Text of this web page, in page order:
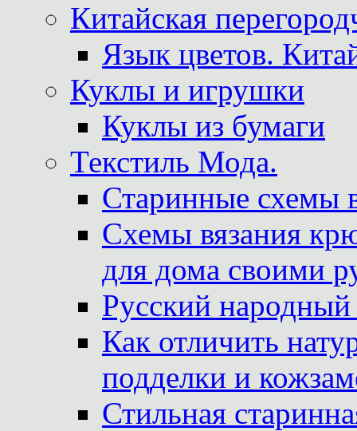
Китайская
Язык цветов.
Куклы и игрушки
Куклы из бумаги
Текстиль Мода.
Старинные схемы
Схемы вязания
для дома своими
Русский
Как отличить
подделки и
Стильная